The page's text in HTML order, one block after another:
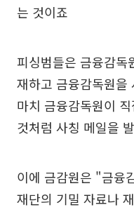
는 것이죠
피싱범들은 금융감독
재하고 금융감독원을
마치 금융감독원이
것처럼 사칭 메일을
이에 금감원은 "금융
재단의 기밀 자료나